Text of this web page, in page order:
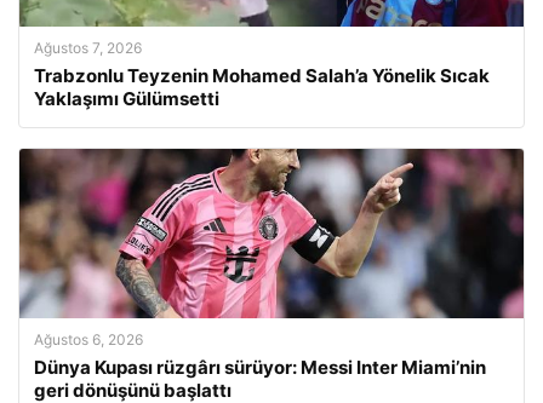
Ağustos 7, 2026
Trabzonlu Teyzenin Mohamed Salah’a Yönelik Sıcak
Yaklaşımı Gülümsetti
Ağustos 6, 2026
Dünya Kupası rüzgârı sürüyor: Messi Inter Miami’nin
geri dönüşünü başlattı